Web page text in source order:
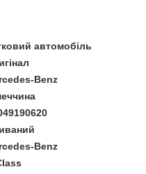
автомобіль
Benz
Benz